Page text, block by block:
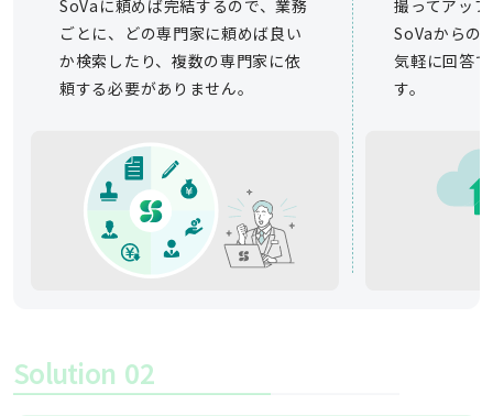
SoVaに頼めば完結するので、業務
ごとに、どの専門家に頼めば良い
か検索したり、複数の専門家に依
頼する必要がありません。
撮ってアッ
SoVaからの
気軽に回答
す。
Solution 02